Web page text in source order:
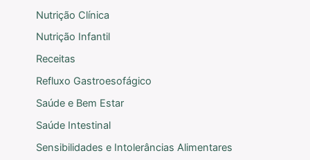
Nutrição Clínica
Nutrição Infantil
Receitas
Refluxo Gastroesofágico
Saúde e Bem Estar
Saúde Intestinal
Sensibilidades e Intolerâncias Alimentares